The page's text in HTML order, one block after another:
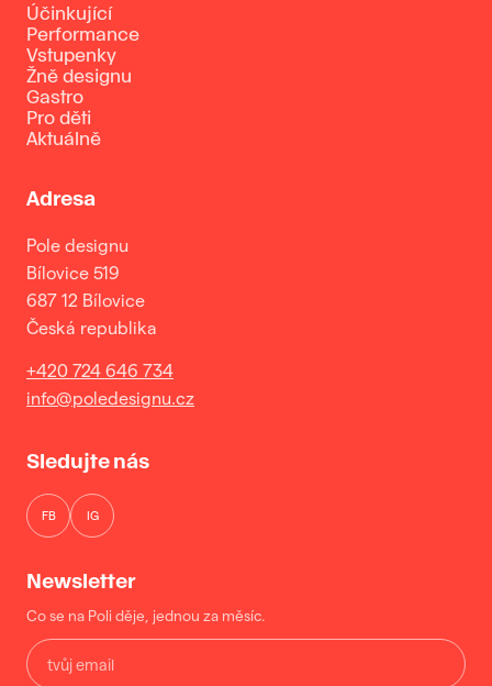
Účinkující
Performance
Vstupenky
Žně designu
Gastro
Pro děti
Aktuálně
Adresa
Pole designu
Bílovice 519
687 12 Bílovice
Česká republika
+420 724 646 734
info@poledesignu.cz
Sledujte nás
FB IG
Newsletter
Co se na Poli děje, jednou za měsíc.